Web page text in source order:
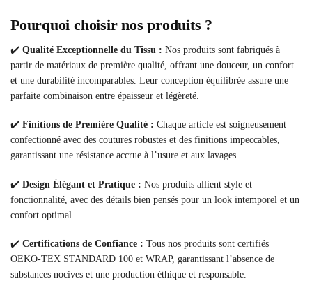
Pourquoi choisir nos produits ?
✔️ Qualité Exceptionnelle du Tissu : Nos produits sont fabriqués à
partir de matériaux de première qualité, offrant une douceur, un confort
et une durabilité incomparables. Leur conception équilibrée assure une
parfaite combinaison entre épaisseur et légèreté.
✔️ Finitions de Première Qualité : Chaque article est soigneusement
confectionné avec des coutures robustes et des finitions impeccables,
garantissant une résistance accrue à l’usure et aux lavages.
✔️ Design Élégant et Pratique : Nos produits allient style et
fonctionnalité, avec des détails bien pensés pour un look intemporel et un
confort optimal.
✔️ Certifications de Confiance : Tous nos produits sont certifiés
OEKO-TEX STANDARD 100 et WRAP, garantissant l’absence de
substances nocives et une production éthique et responsable.